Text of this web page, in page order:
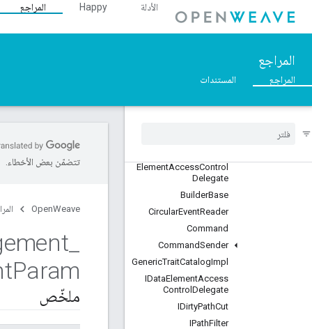
الأدلة Happy المراجع
المراجع
المراجع المستندات
نظرة عامّة
::
DataManagement_Current
ElementAccessControl
Delegate
BuilderBase
CircularEventReader
Command
CommandSender
GenericTraitCatalogImpl
IDataElementAccess
Control Delegate
IDirtyPathCut
IPathFilter
تتضمّن بعض الأخطاء.
OpenWeave
Param
ملخّص